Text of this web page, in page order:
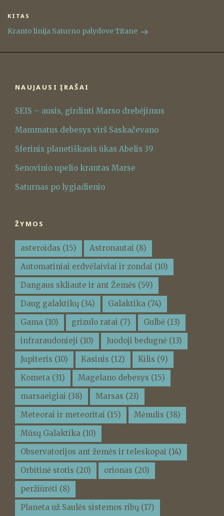
Kitas
įrašas
KITAS
Kranto linija Saturno palydove Titane
NAUJAUSI ĮRAŠAI
SEIS – ausis, girdinti Marso drebėjimus
Mammatus debesys virš Saskačevano
Sferinis planetiškasis ūkas Abelis 39
Senovinio upelio krantas Marse
Saturnas po lygiadienio
ŽYMOS
asteroidas (15) Astronautai (8)
Automatiniai erdvėlaiviai ir zondai (10)
Dangaus skliaute ir ant Žemės (59)
Daug galaktikų (34) Galaktika (74)
Gama (10) grizulo ratai (7) Gulbė (13)
infraraudonieji (10) Juodoji bedugnė (13)
Jupiteris (10) Kasinis (12) Kilis (9)
Kometa (31) Magelano debesys (15)
marsaeigiai (38) Marsas (23)
Meteorai ir meteoritai (15) Mėnulis (38)
Mūsų Galaktika (10)
Observatorijos ant žemės ir teleskopai (14)
Orbitinė stotis (20) orionas (20)
peržiūrėti (8)
Planeta už Saulės sistemos ribų (17)